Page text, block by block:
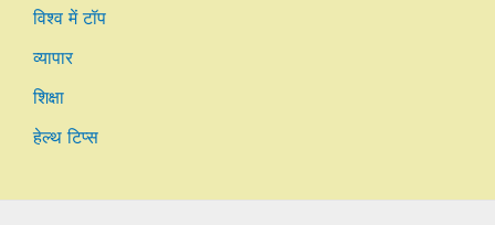
विश्व में टॉप
व्यापार
शिक्षा
हेल्थ टिप्स